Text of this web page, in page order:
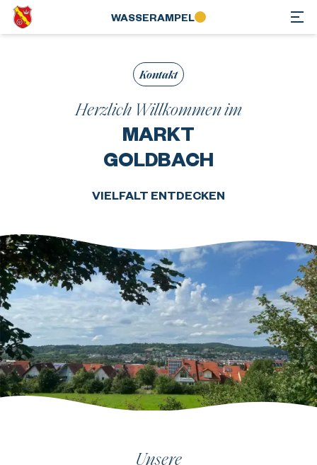
WASSER­AMPEL
Kontakt
Herzlich Willkommen im
MARKT
GOLDBACH
VIELFALT ENTDECKEN
Unsere